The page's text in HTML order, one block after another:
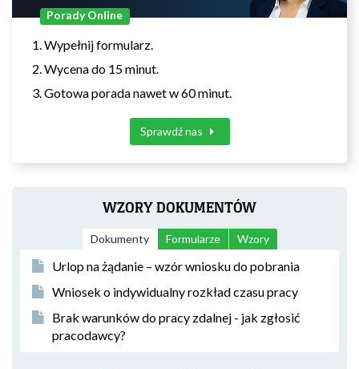
Porady Online
Wypełnij formularz.
Wycena do 15 minut.
Gotowa porada nawet w 60 minut.
Sprawdź nas
WZORY DOKUMENTÓW
Dokumenty Formularze Wzory
Urlop na żądanie – wzór wniosku do pobrania
Wniosek o indywidualny rozkład czasu pracy
Brak warunków do pracy zdalnej - jak zgłosić
pracodawcy?